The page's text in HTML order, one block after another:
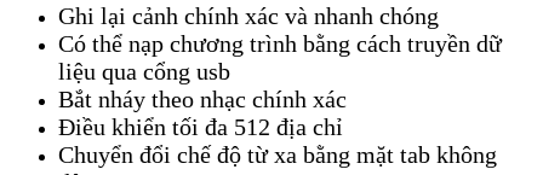
Ghi lại cảnh chính xác và nhanh chóng
Có thể nạp chương trình bằng cách truyền dữ
liệu qua cổng usb
Bắt nháy theo nhạc chính xác
Điều khiển tối đa 512 địa chỉ
Chuyển đổi chế độ từ xa bằng mặt tab không